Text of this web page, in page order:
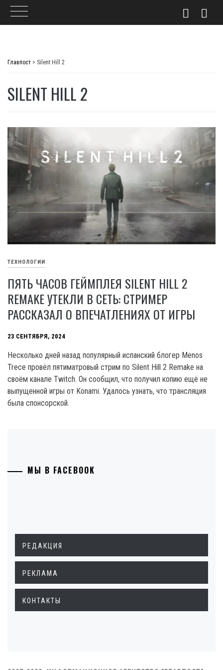
Главпост > Silent Hill 2
SILENT HILL 2
ТЕХНОЛОГИИ
ПЯТЬ ЧАСОВ ГЕЙМПЛЕЯ SILENT HILL 2
REMAKE УТЕКЛИ В СЕТЬ: СТРИМЕР
РАССКАЗАЛ О ВПЕЧАТЛЕНИЯХ ОТ ИГРЫ
23 СЕНТЯБРЯ, 2024
Несколько дней назад популярный испанский блогер Menos
Trece провёл пятиматровый стрим по Silent Hill 2 Remake на
своём канале Twitch. Он сообщил, что получил копию ещё не
выпущенной игры от Konami. Удалось узнать, что трансляция
была спонсорской.
МЫ В FACEBOOK
РЕДАКЦИЯ
РЕКЛАМА
КОНТАКТЫ